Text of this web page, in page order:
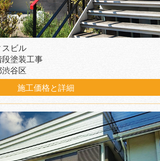
スビル
塗装工事
谷区
施工価格と詳細